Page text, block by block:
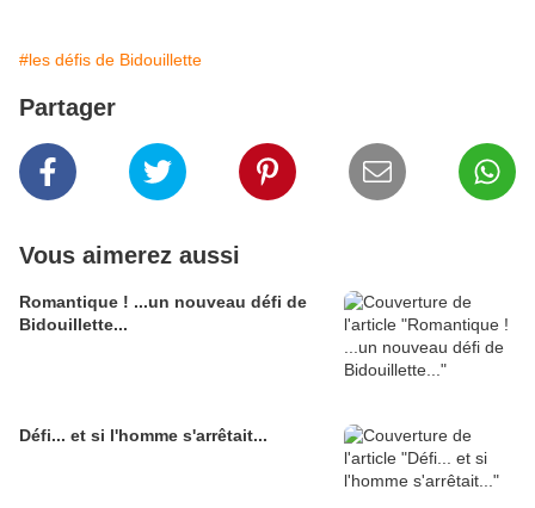
#les défis de Bidouillette
Partager
Vous aimerez aussi
Romantique ! ...un nouveau défi de
Bidouillette...
Défi... et si l'homme s'arrêtait...